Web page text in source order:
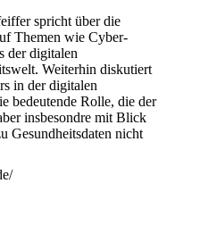
spricht über die
Themen wie Cyber-
der digitalen
Weiterhin diskutiert
in der digitalen
bedeutende Rolle, die der
insbesondre mit Blick
Gesundheitsdaten nicht